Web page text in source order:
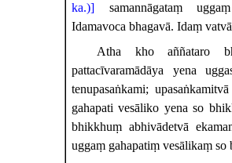
ka.)] samannāgataṃ
Idamavocabhagavā. Idaṃ
Atha kho aññataro
pattacīvaramādāya yena
tenupasaṅkami;
gahapati vesāliko yena so
bhikkhuṃ abhivādetvā
uggaṃ gahapatiṃ vesālikaṃ